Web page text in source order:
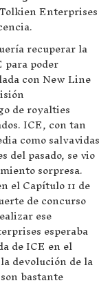
Enterprises
recuperar la
poder
con New Line
de royalties
ICE, con tan
como salvavidas
del pasado, se vio
sorpresa.
el Capítulo 11 de
de concurso
ese
esperaba
de ICE en el
devolución de la
bastante